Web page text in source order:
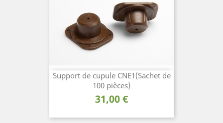
Support de cupule CNE1(Sachet de
100 pièces)
Prix
31,00 €